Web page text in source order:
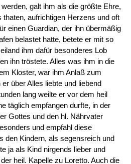
galt ihm als die größte Ehre,
thaten, aufrichtigen Herzens und oft
einen Guardian, der ihn übermäßig
belastet hatte, betete er mit so
ihm dafür besonderes Lob
ihn tröstete. Alles was ihm in die
Kloster, war ihm Anlaß zum
über Alles liebte und liebend
lang weilte er vor dem heil
täglich empfangen durfte, in der
Gottes und den hl. Nährvater
und empfahl diese
den Kindern, als segensreich und
ja als Kind nirgends lieber und
heil. Kapelle zu Loretto. Auch die